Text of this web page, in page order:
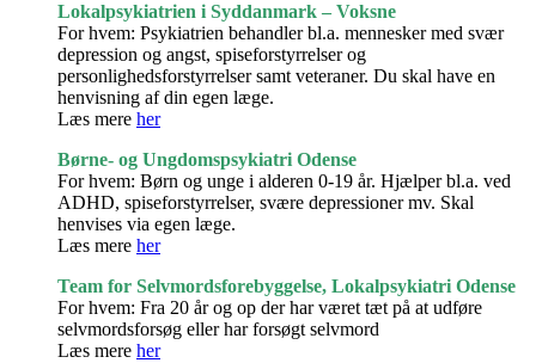
Lokalpsykiatrien i Syddanmark – Voksne
For hvem: Psykiatrien behandler bl.a. mennesker med svær
depression og angst, spiseforstyrrelser og
personlighedsforstyrrelser samt veteraner. Du skal have en
henvisning af din egen læge.
Læs mere her
Børne- og Ungdomspsykiatri Odense
For hvem: Børn og unge i alderen 0-19 år. Hjælper bl.a. ved
ADHD, spiseforstyrrelser, svære depressioner mv. Skal
henvises via egen læge.
Læs mere her
Team for Selvmordsforebyggelse, Lokalpsykiatri Odense
For hvem: Fra 20 år og op der har været tæt på at udføre
selvmordsforsøg eller har forsøgt selvmord
Læs mere her